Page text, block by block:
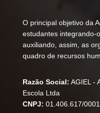
O principal objetivo da
estudantes integrando-
auxiliando, assim, as
quadro de recursos
Razão Social: AGIEL -
Escola Ltda
CNPJ: 01.406.617/